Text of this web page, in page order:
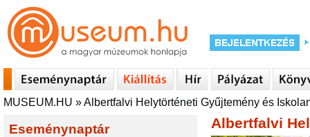
MUSEUM.HU »Albertfalvi Helytörténeti Gyűjtemény és
Eseménynaptár Albertfalvi